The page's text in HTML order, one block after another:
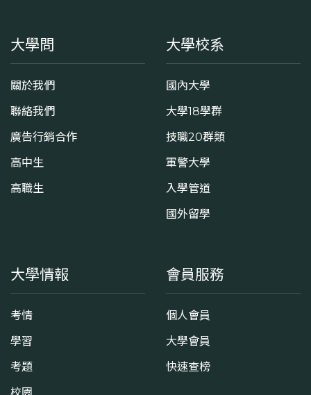
大學問
關於我們
聯絡我們
廣告行銷合作
高中生
高職生
大學校系
國內大學
大學18學群
技職20群類
軍警大學
入學管道
國外留學
大學情報
考情
學習
考題
會員服務
個人會員
大學會員
快速查榜